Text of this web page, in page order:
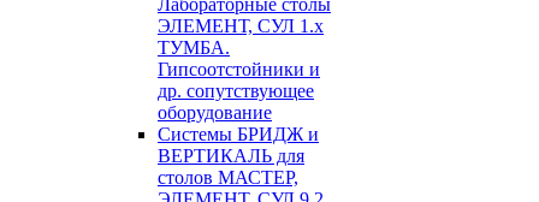
Лабораторные столы
ЭЛЕМЕНТ, СУЛ 1.х
ТУМБА.
Гипсоотстойники и
др. сопутствующее
оборудование
Системы БРИДЖ и
ВЕРТИКАЛЬ для
столов МАСТЕР,